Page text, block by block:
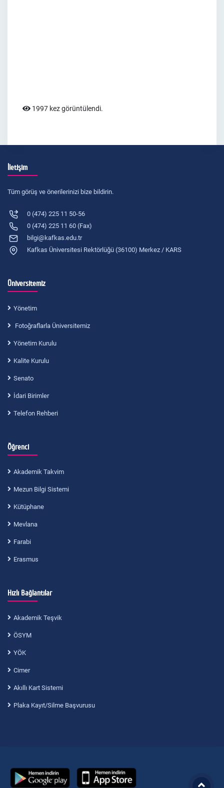
1997 kez görüntülendi.
İletişim
Tüm görüş ve önerilerinizi bize bildirin.
0 (474) 225 11 50-56
0 (474) 225 11 60 (Fax)
bilgi@kafkas.edu.tr
Kafkas Üniversitesi Rektörlüğü (36100) Merkez / KARS
Üniversitemiz
Yönetim
Fotoğraflarla Üniversitemiz
Yönetim Kurulu
Kalite Kurulu
Senato
İdari Birimler
Telefon Rehberi
Öğrenci
Akademik Takvim
Mezun Bilgi Sistemi
Kütüphane
Mevlana
Farabi
Erasmus
Hızlı Bağlantılar
Akademik Teşvik
ÖSYM
YÖK
Cimer
Akıllı Kart Sistemi
Plaka Kayıt/Silme Başvurusu